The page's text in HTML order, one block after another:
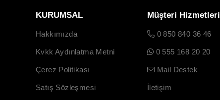
KURUMSAL
Hakkımızda
Kvkk Aydınlatma Metni
Çerez Politikası
Satış Sözleşmesi
Müşteri Hizmetleri
0 850 840 36 46
0 555 168 20 20
Mail Destek
İletişim